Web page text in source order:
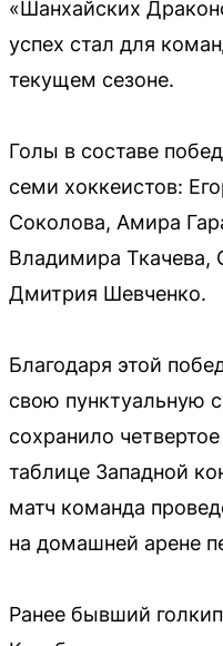
«Шанхайских
успех стал для
текущем сезоне.
Голы в составе
семи хоккеистов:
Соколова, Амира
Владимира Ткачева,
Дмитрия Шевченко.
Благодаря этой
свою пунктуальную
сохранило
таблице Западной
матч команда
на домашней арене
Ранее бывший